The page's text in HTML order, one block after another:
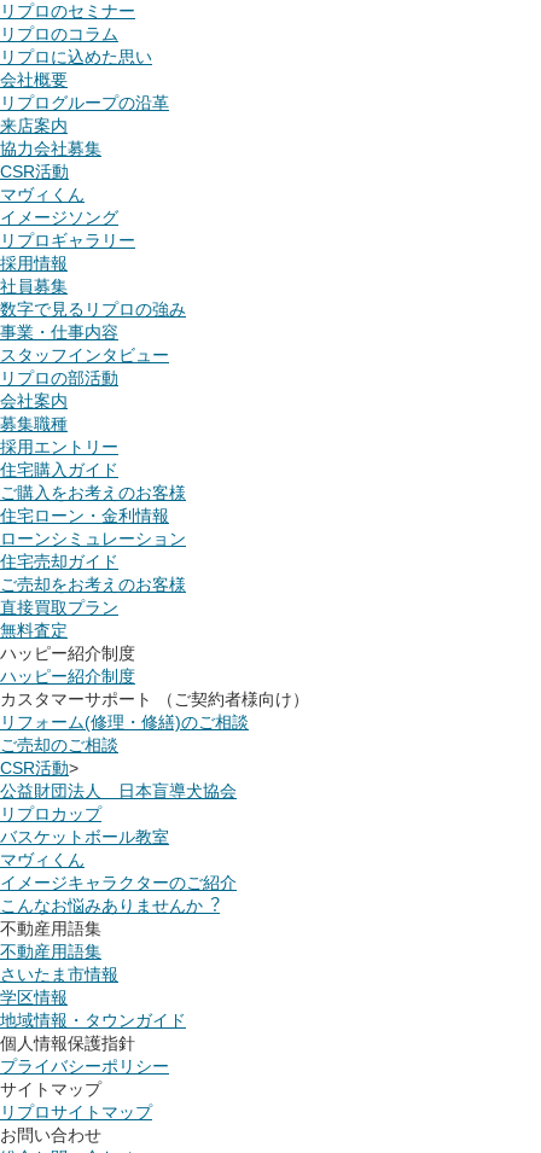
リプロのセミナー
リプロのコラム
リプロに込めた思い
会社概要
リプログループの沿革
来店案内
協力会社募集
CSR活動
マヴィくん
イメージソング
リプロギャラリー
採用情報
社員募集
数字で見るリプロの強み
事業・仕事内容
スタッフインタビュー
リプロの部活動
会社案内
募集職種
採用エントリー
住宅購入ガイド
ご購入をお考えのお客様
住宅ローン・金利情報
ローンシミュレーション
住宅売却ガイド
ご売却をお考えのお客様
直接買取プラン
無料査定
ハッピー紹介制度
ハッピー紹介制度
カスタマーサポート （ご契約者様向け）
リフォーム(修理・修繕)のご相談
ご売却のご相談
CSR活動>
公益財団法人 日本盲導犬協会
リプロカップ
バスケットボール教室
マヴィくん
イメージキャラクターのご紹介
こんなお悩みありませんか︖
不動産用語集
不動産用語集
さいたま市情報
学区情報
地域情報・タウンガイド
個人情報保護指針
プライバシーポリシー
サイトマップ
リプロサイトマップ
お問い合わせ